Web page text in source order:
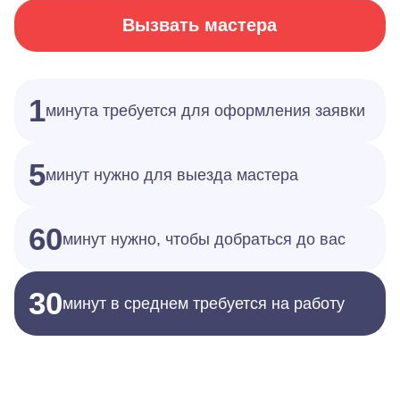
Вызвать мастера
1минута требуется для оформления заявки
5минут нужно для выезда мастера
60минут нужно, чтобы добраться до вас
30минут в среднем требуется на работу